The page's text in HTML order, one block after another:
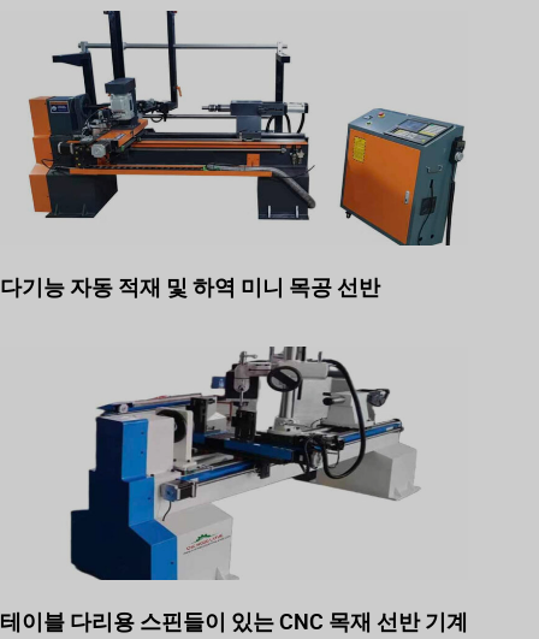
다기능 자동 적재 및 하역 미니 목공 선반
테이블 다리용 스핀들이 있는 CNC 목재 선반 기계